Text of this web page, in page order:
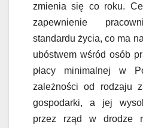
zmienia się co roku.
zapewnienie
standardu życia, co ma
ubóstwem wśród osób
płacy minimalnej w
zależności od rodzaju
gospodarki, a jej
przez rząd w drodze